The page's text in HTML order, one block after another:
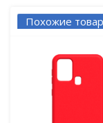
Похожие